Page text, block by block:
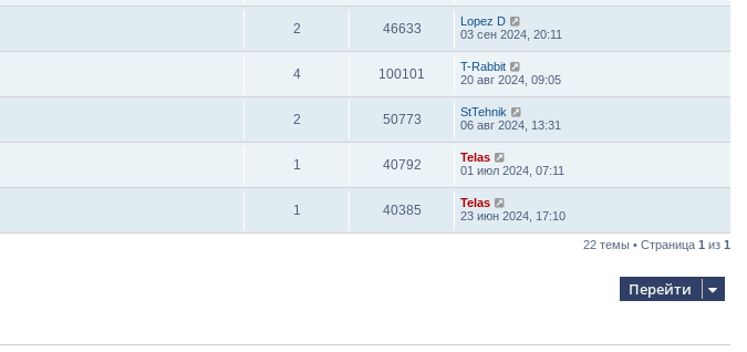
2 46633
Lopez D
03 сен 2024, 20:11
4 100101
T-Rabbit
20 авг 2024, 09:05
2 50773
StTehnik
06 авг 2024, 13:31
1 40792
Telas
01 июл 2024, 07:11
1 40385
Telas
23 июн 2024, 17:10
22 темы • Страница 1 из 1
Перейти